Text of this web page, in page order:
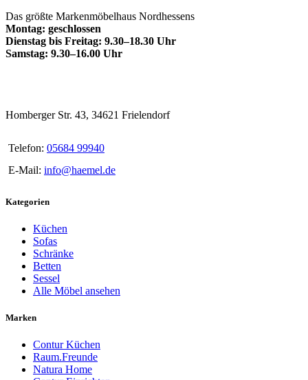
Das größte Markenmöbelhaus Nordhessens
Montag: geschlossen
Dienstag bis Freitag: 9.30–18.30 Uhr
Samstag: 9.30–16.00 Uhr
Homberger Str. 43, 34621 Frielendorf
Telefon: 05684 99940
E-Mail: info@haemel.de
Kategorien
Küchen
Sofas
Schränke
Betten
Sessel
Alle Möbel ansehen
Marken
Contur Küchen
Raum.Freunde
Natura Home